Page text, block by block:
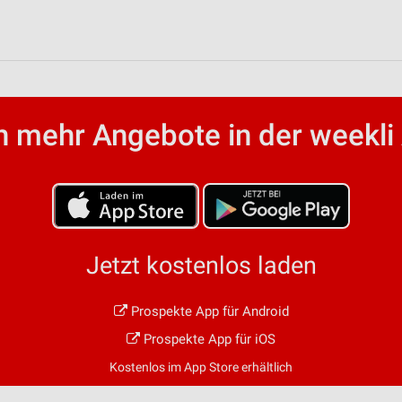
mehr Angebote in der weekli
Jetzt kostenlos laden
Prospekte App für Android
Prospekte App für iOS
Kostenlos im App Store erhältlich